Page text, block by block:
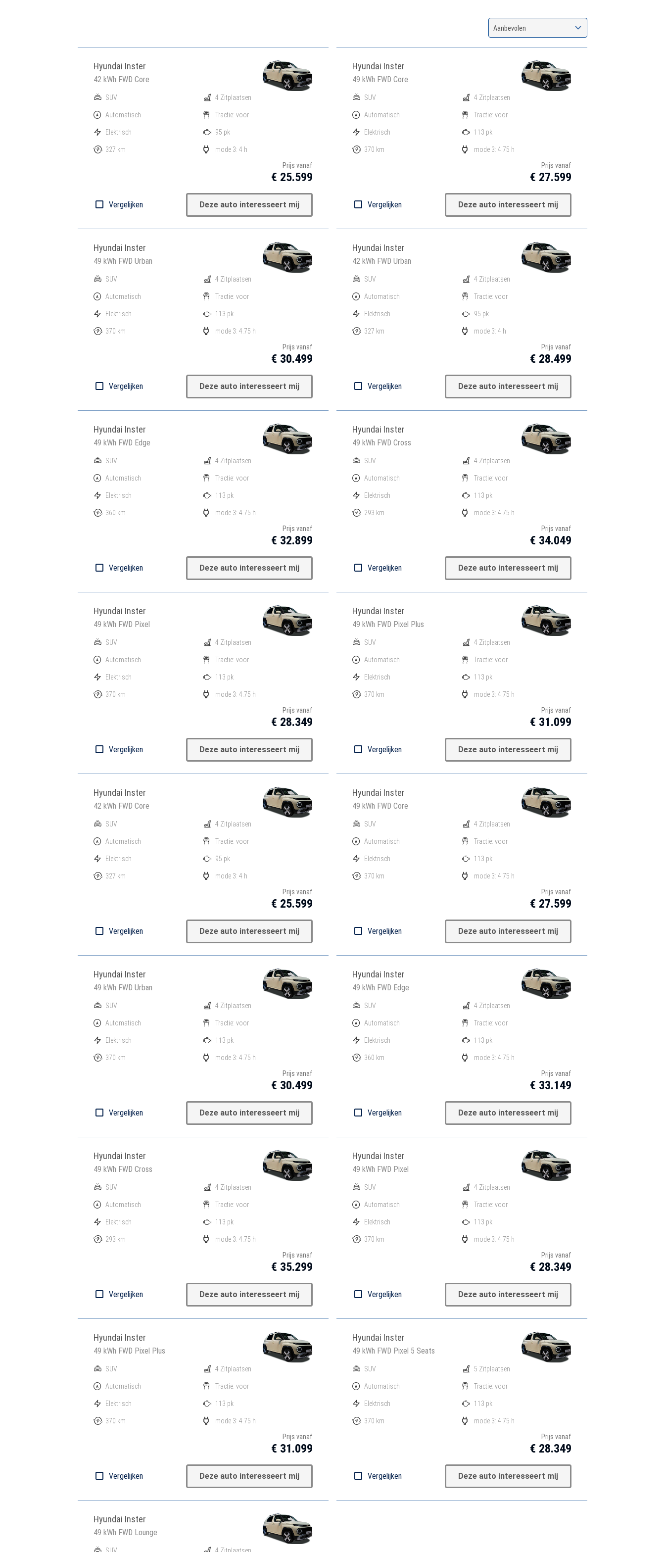
Aanbevolen
Hyundai Inster
42 kWh FWD Core
SUV
Automatisch
Elektrisch
327 km
4 Zitplaatsen
Tractie: voor
95 pk
mode 3: 4 h
Prijs vanaf
€ 25.599
Vergelijken Deze auto interesseert mij
Hyundai Inster
49 kWh FWD Core
SUV
Automatisch
Elektrisch
370 km
4 Zitplaatsen
Tractie: voor
113 pk
mode 3: 4.75 h
Prijs vanaf
€ 27.599
Vergelijken Deze auto interesseert mij
Hyundai Inster
49 kWh FWD Urban
SUV
Automatisch
Elektrisch
370 km
4 Zitplaatsen
Tractie: voor
113 pk
mode 3: 4.75 h
Prijs vanaf
€ 30.499
Vergelijken Deze auto interesseert mij
Hyundai Inster
42 kWh FWD Urban
SUV
Automatisch
Elektrisch
327 km
4 Zitplaatsen
Tractie: voor
95 pk
mode 3: 4 h
Prijs vanaf
€ 28.499
Vergelijken Deze auto interesseert mij
Hyundai Inster
49 kWh FWD Edge
SUV
Automatisch
Elektrisch
360 km
4 Zitplaatsen
Tractie: voor
113 pk
mode 3: 4.75 h
Prijs vanaf
€ 32.899
Vergelijken Deze auto interesseert mij
Hyundai Inster
49 kWh FWD Cross
SUV
Automatisch
Elektrisch
293 km
4 Zitplaatsen
Tractie: voor
113 pk
mode 3: 4.75 h
Prijs vanaf
€ 34.049
Vergelijken Deze auto interesseert mij
Hyundai Inster
49 kWh FWD Pixel
SUV
Automatisch
Elektrisch
370 km
4 Zitplaatsen
Tractie: voor
113 pk
mode 3: 4.75 h
Prijs vanaf
€ 28.349
Vergelijken Deze auto interesseert mij
Hyundai Inster
49 kWh FWD Pixel Plus
SUV
Automatisch
Elektrisch
370 km
4 Zitplaatsen
Tractie: voor
113 pk
mode 3: 4.75 h
Prijs vanaf
€ 31.099
Vergelijken Deze auto interesseert mij
Hyundai Inster
42 kWh FWD Core
SUV
Automatisch
Elektrisch
327 km
4 Zitplaatsen
Tractie: voor
95 pk
mode 3: 4 h
Prijs vanaf
€ 25.599
Vergelijken Deze auto interesseert mij
Hyundai Inster
49 kWh FWD Core
SUV
Automatisch
Elektrisch
370 km
4 Zitplaatsen
Tractie: voor
113 pk
mode 3: 4.75 h
Prijs vanaf
€ 27.599
Vergelijken Deze auto interesseert mij
Hyundai Inster
49 kWh FWD Urban
SUV
Automatisch
Elektrisch
370 km
4 Zitplaatsen
Tractie: voor
113 pk
mode 3: 4.75 h
Prijs vanaf
€ 30.499
Vergelijken Deze auto interesseert mij
Hyundai Inster
49 kWh FWD Edge
SUV
Automatisch
Elektrisch
360 km
4 Zitplaatsen
Tractie: voor
113 pk
mode 3: 4.75 h
Prijs vanaf
€ 33.149
Vergelijken Deze auto interesseert mij
Hyundai Inster
49 kWh FWD Cross
SUV
Automatisch
Elektrisch
293 km
4 Zitplaatsen
Tractie: voor
113 pk
mode 3: 4.75 h
Prijs vanaf
€ 35.299
Vergelijken Deze auto interesseert mij
Hyundai Inster
49 kWh FWD Pixel
SUV
Automatisch
Elektrisch
370 km
4 Zitplaatsen
Tractie: voor
113 pk
mode 3: 4.75 h
Prijs vanaf
€ 28.349
Vergelijken Deze auto interesseert mij
Hyundai Inster
49 kWh FWD Pixel Plus
SUV
Automatisch
Elektrisch
370 km
4 Zitplaatsen
Tractie: voor
113 pk
mode 3: 4.75 h
Prijs vanaf
€ 31.099
Vergelijken Deze auto interesseert mij
Hyundai Inster
49 kWh FWD Pixel 5 Seats
SUV
Automatisch
Elektrisch
370 km
5 Zitplaatsen
Tractie: voor
113 pk
mode 3: 4.75 h
Prijs vanaf
€ 28.349
Vergelijken Deze auto interesseert mij
Hyundai Inster
49 kWh FWD Lounge